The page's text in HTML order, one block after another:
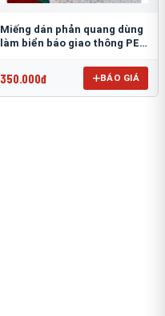
Miếng dán phản quang dùng
làm biển báo giao thông PEG
350.000đ BÁO GIÁ